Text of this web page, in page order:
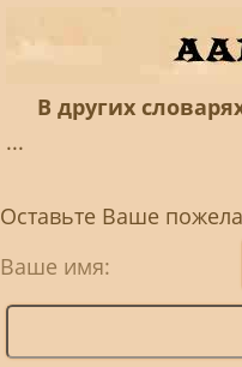
В других
...
Оставьте Ваше
Ваше имя: